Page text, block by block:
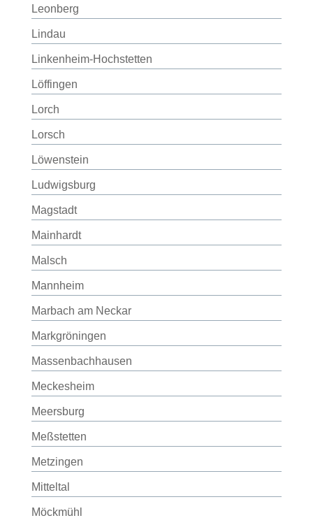
Leonberg
Lindau
Linkenheim-Hochstetten
Löffingen
Lorch
Lorsch
Löwenstein
Ludwigsburg
Magstadt
Mainhardt
Malsch
Mannheim
Marbach am Neckar
Markgröningen
Massenbachhausen
Meckesheim
Meersburg
Meßstetten
Metzingen
Mitteltal
Möckmühl